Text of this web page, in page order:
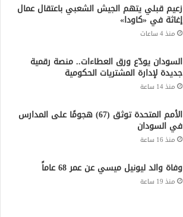
زعيم قبلي يتهم الجيش الشعبي باعتقال عمال
إغاثة في «كاودا»
منذ 4 ساعات
السودان يودّع ورق العطاءات.. منصة رقمية
جديدة لإدارة المشتريات الحكومية
منذ 14 ساعة
الأمم المتحدة توثق (67) هجومًا على المدارس
في السودان
منذ 16 ساعة
وفاة والد ليونيل ميسي عن عمر 68 عاماً
منذ 19 ساعة